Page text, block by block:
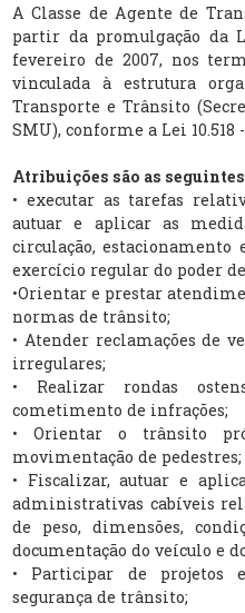
A Classe de Agente de
partir da promulgação da
fevereiro de 2007, nos
vinculada à estrutura
Transporte e Trânsito
SMU), conforme a Lei 10.518
Atribuições são as
• executar as tarefas
autuar e aplicar as
circulação, estacionamento
exercício regular do poder
•Orientar e prestar
normas de trânsito;
• Atender reclamações de
irregulares;
• Realizar rondas
cometimento de infrações;
• Orientar o trânsito
movimentação de pedestres;
• Fiscalizar, autuar e
administrativas cabíveis
de peso, dimensões,
documentação do veículo e
• Participar de projetos
segurança de trânsito;